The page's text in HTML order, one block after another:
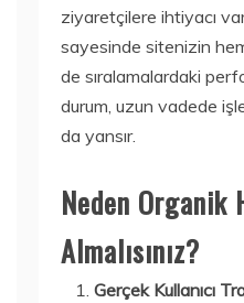
ziyaretçilere ihtiyacı
sayesinde sitenizin
de sıralamalardaki
durum, uzun vadede
da yansır.
Neden
Almalısınız?
Gerçek Kullanıcı